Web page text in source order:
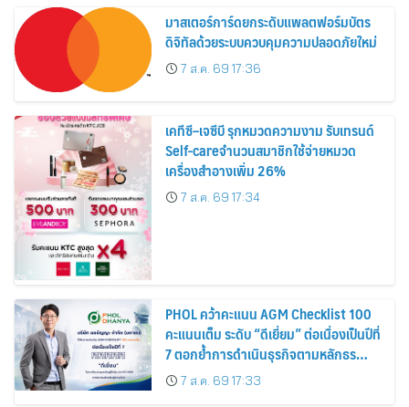
มาสเตอร์การ์ดยกระดับแพลตฟอร์มบัตร
ดิจิทัลด้วยระบบควบคุมความปลอดภัยใหม่
7 ส.ค. 69 17:36
เคทีซี–เจซีบี รุกหมวดความงาม รับเทรนด์
Self-careจำนวนสมาชิกใช้จ่ายหมวด
เครื่องสำอางเพิ่ม 26%
7 ส.ค. 69 17:34
PHOL คว้าคะแนน AGM Checklist 100
คะแนนเต็ม ระดับ “ดีเยี่ยม” ต่อเนื่องเป็นปีที่
7 ตอกย้ำการดำเนินธุรกิจตามหลักธร
รมาภิบาล โปร่งใส สร้างความเชื่อมั่นผู้ถือ
หุ้น
7 ส.ค. 69 17:33